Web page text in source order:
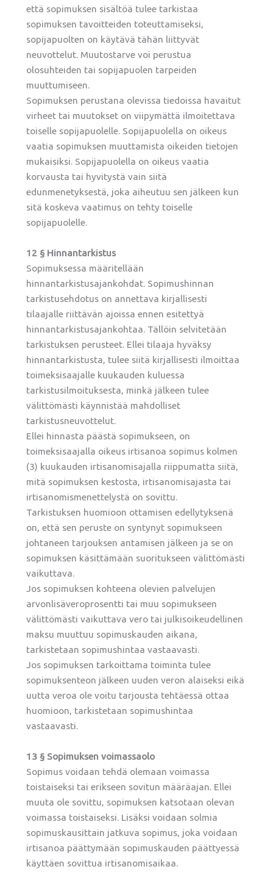
että sopimuksen sisältöä tulee tarkistaa
sopimuksen tavoitteiden toteuttamiseksi,
sopijapuolten on käytävä tähän liittyvät
neuvottelut. Muutostarve voi perustua
olosuhteiden tai sopijapuolen tarpeiden
muuttumiseen.
Sopimuksen perustana olevissa tiedoissa havaitut
virheet tai muutokset on viipymättä ilmoitettava
toiselle sopijapuolelle. Sopijapuolella on oikeus
vaatia sopimuksen muuttamista oikeiden tietojen
mukaisiksi. Sopijapuolella on oikeus vaatia
korvausta tai hyvitystä vain siitä
edunmenetyksestä, joka aiheutuu sen jälkeen kun
sitä koskeva vaatimus on tehty toiselle
sopijapuolelle.
12 § Hinnantarkistus
Sopimuksessa määritellään
hinnantarkistusajankohdat. Sopimushinnan
tarkistusehdotus on annettava kirjallisesti
tilaajalle riittävän ajoissa ennen esitettyä
hinnantarkistusajankohtaa. Tällöin selvitetään
tarkistuksen perusteet. Ellei tilaaja hyväksy
hinnantarkistusta, tulee siitä kirjallisesti ilmoittaa
toimeksisaajalle kuukauden kuluessa
tarkistusilmoituksesta, minkä jälkeen tulee
välittömästi käynnistää mahdolliset
tarkistusneuvottelut.
Ellei hinnasta päästä sopimukseen, on
toimeksisaajalla oikeus irtisanoa sopimus kolmen
(3) kuukauden irtisanomisajalla riippumatta siitä,
mitä sopimuksen kestosta, irtisanomisajasta tai
irtisanomismenettelystä on sovittu.
Tarkistuksen huomioon ottamisen edellytyksenä
on, että sen peruste on syntynyt sopimukseen
johtaneen tarjouksen antamisen jälkeen ja se on
sopimuksen käsittämään suoritukseen välittömästi
vaikuttava.
Jos sopimuksen kohteena olevien palvelujen
arvonlisäveroprosentti tai muu sopimukseen
välittömästi vaikuttava vero tai julkisoikeudellinen
maksu muuttuu sopimuskauden aikana,
tarkistetaan sopimushintaa vastaavasti.
Jos sopimuksen tarkoittama toiminta tulee
sopimuksenteon jälkeen uuden veron alaiseksi eikä
uutta veroa ole voitu tarjousta tehtäessä ottaa
huomioon, tarkistetaan sopimushintaa
vastaavasti.
13 § Sopimuksen voimassaolo
Sopimus voidaan tehdä olemaan voimassa
toistaiseksi tai erikseen sovitun määräajan. Ellei
muuta ole sovittu, sopimuksen katsotaan olevan
voimassa toistaiseksi. Lisäksi voidaan solmia
sopimuskausittain jatkuva sopimus, joka voidaan
irtisanoa päättymään sopimuskauden päättyessä
käyttäen sovittua irtisanomisaikaa.